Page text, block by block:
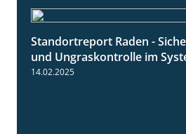
Standortreport Raden -
und Ungraskontrolle im
14.02.2025